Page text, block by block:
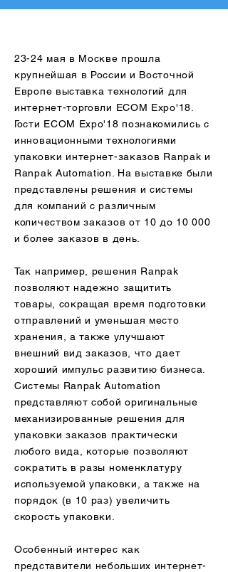
23-24 мая в Москве прошла
крупнейшая в России и Восточной
Европе выставка технологий для
интернет-торговли ECOM Expo'18.
Гости ECOM Expo'18 познакомились с
инновационными технологиями
упаковки интернет-заказов Ranpak и
Ranpak Automation. На выставке были
представлены решения и системы
для компаний с различным
количеством заказов от 10 до 10 000
и более заказов в день.
Так например, решения Ranpak
позволяют надежно защитить
товары, сокращая время подготовки
отправлений и уменьшая место
хранения, а также улучшают
внешний вид заказов, что дает
хороший импульс развитию бизнеса.
Системы Ranpak Automation
представляют собой оригинальные
механизированные решения для
упаковки заказов практически
любого вида, которые позволяют
сократить в разы номенклатуру
используемой упаковки, а также на
порядок (в 10 раз) увеличить
скорость упаковки.
Особенный интерес как
представители небольших интернет-